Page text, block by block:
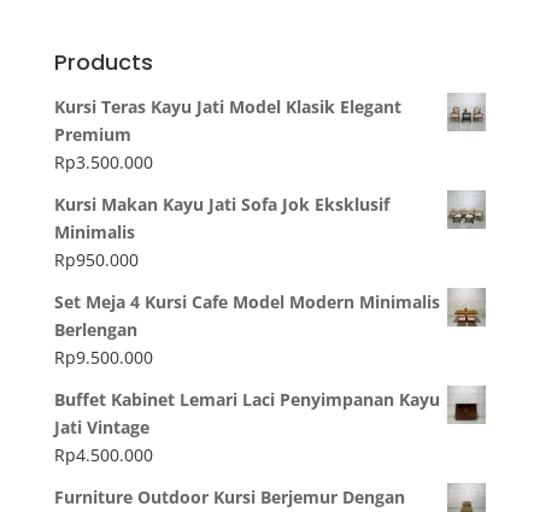
Products
Kursi Teras Kayu Jati Model Klasik Elegant
Premium
Rp3.500.000
Kursi Makan Kayu Jati Sofa Jok Eksklusif
Minimalis
Rp950.000
Set Meja 4 Kursi Cafe Model Modern Minimalis
Berlengan
Rp9.500.000
Buffet Kabinet Lemari Laci Penyimpanan Kayu
Jati Vintage
Rp4.500.000
Furniture Outdoor Kursi Berjemur Dengan